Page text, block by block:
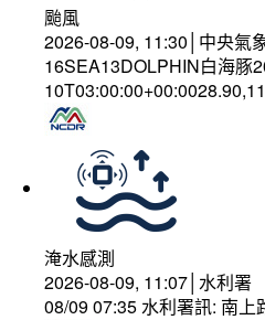
颱風
2026-08-09, 11:30│中央氣
16SEA13DOLPHIN白海豚
淹水感測
2026-08-09, 11:07│水利署
08/09 07:35 水利署訊: 南